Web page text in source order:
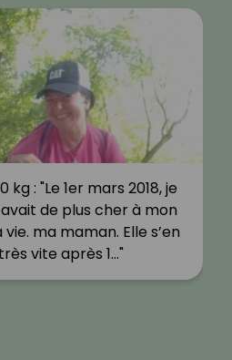
kg : "Le 1er mars 2018, je
de plus cher à mon
ma maman. Elle s’en
vite après 1…"